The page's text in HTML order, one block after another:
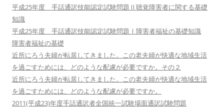
平成25年度 手話通訳技能認定試験問題Ⅱ聴覚障害者に関する基礎
知識
平成25年度 手話通訳技能認定試験問題Ⅰ障害者福祉の基礎知識
障害者福祉の基礎
近所にろう夫婦が転居してきました。この老夫婦が快適な地域生活
を過ごすためには、どのような配慮が必要ですか。その２
近所にろう夫婦が転居してきました。この老夫婦が快適な地域生活
を過ごすためには、どのような配慮が必要ですか。
2011(平成23)年度手話通訳者全国統一試験場面通訳試験問題